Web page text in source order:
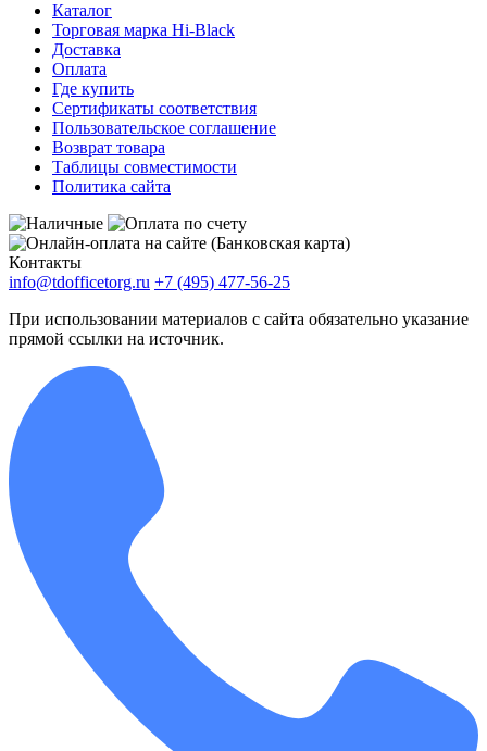
Каталог
Торговая марка Hi-Black
Доставка
Оплата
Где купить
Сертификаты соответствия
Пользовательское соглашение
Возврат товара
Таблицы совместимости
Политика сайта
Контакты
info@tdofficetorg.ru +7 (495) 477-56-25
При использовании материалов с сайта обязательно указание
прямой ссылки на источник.